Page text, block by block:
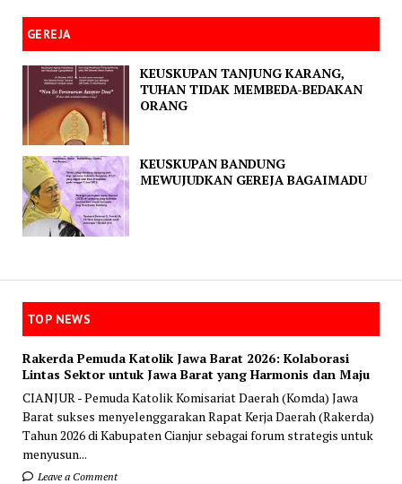
GEREJA
KEUSKUPAN TANJUNG KARANG,
TUHAN TIDAK MEMBEDA-BEDAKAN
ORANG
KEUSKUPAN BANDUNG
MEWUJUDKAN GEREJA BAGAIMADU
TOP NEWS
Rakerda Pemuda Katolik Jawa Barat 2026: Kolaborasi
Lintas Sektor untuk Jawa Barat yang Harmonis dan Maju
CIANJUR - Pemuda Katolik Komisariat Daerah (Komda) Jawa
Barat sukses menyelenggarakan Rapat Kerja Daerah (Rakerda)
Tahun 2026 di Kabupaten Cianjur sebagai forum strategis untuk
menyusun...
Leave a Comment